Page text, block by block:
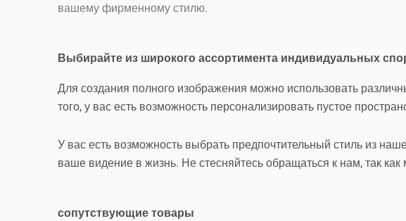
вашему фирменному стилю.
Выбирайте из широкого ассортимента индивидуальных
Для создания полного изображения можно использовать
того, у вас есть возможность персонализировать пустое
У вас есть возможность выбрать предпочтительный стиль из
ваше видение в жизнь. Не стесняйтесь обращаться к нам, так
сопутствующие товары